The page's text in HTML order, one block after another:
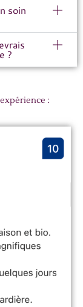
soin
?
: